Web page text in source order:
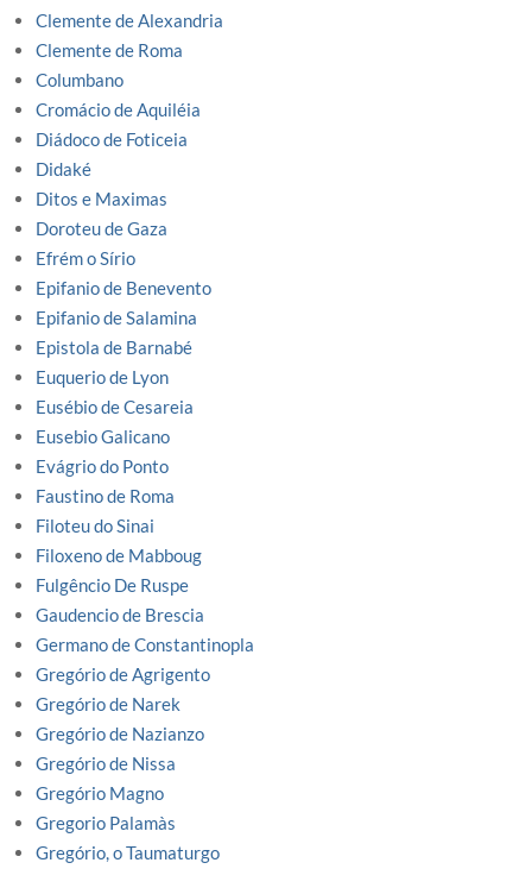
Clemente de Alexandria
Clemente de Roma
Columbano
Cromácio de Aquiléia
Diádoco de Foticeia
Didaké
Ditos e Maximas
Doroteu de Gaza
Efrém o Sírio
Epifanio de Benevento
Epifanio de Salamina
Epistola de Barnabé
Euquerio de Lyon
Eusébio de Cesareia
Eusebio Galicano
Evágrio do Ponto
Faustino de Roma
Filoteu do Sinai
Filoxeno de Mabboug
Fulgêncio De Ruspe
Gaudencio de Brescia
Germano de Constantinopla
Gregório de Agrigento
Gregório de Narek
Gregório de Nazianzo
Gregório de Nissa
Gregório Magno
Gregorio Palamàs
Gregório, o Taumaturgo